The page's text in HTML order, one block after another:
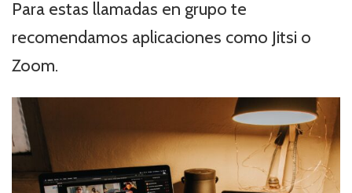
Para estas llamadas en grupo te
recomendamos aplicaciones como Jitsi o
Zoom.